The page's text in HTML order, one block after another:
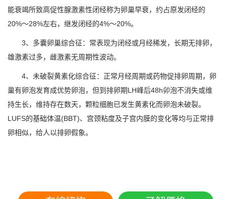
能衰竭所致高促性腺激素性闭经称为卵巢早衰，约占原发闭经的
20%～28%左右，继发闭经的4%～20%。
3、多囊卵巢综合征：常表现为闭经或月经稀发，长期无排卵，
雄激素过多，雌激素无周期性波动。
4、未破裂黄素化综合征：正常月经周期或药物促排卵周期，卵
巢有卵泡发育成优势卵泡，但到排卵期LH峰后48h卯泡不消失或维
持生长，维持存在数天，颗粒细胞已发生黄素化而卵泡未破裂。
LUFS的基础体温(BBT)、宫颈粘度及子宫内膜的变化等均与正常排
卵相似，给人以排卵假象。